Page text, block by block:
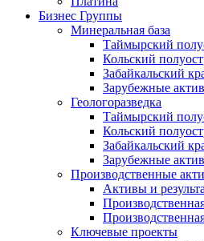
Бизнес Группы
Минеральная база
Таймырский
Кольский
Забайкальский
Зарубежные
Геологоразведка
Таймырский
Кольский
Забайкальский
Зарубежные
Производственные
Активы и
Ключевые проекты